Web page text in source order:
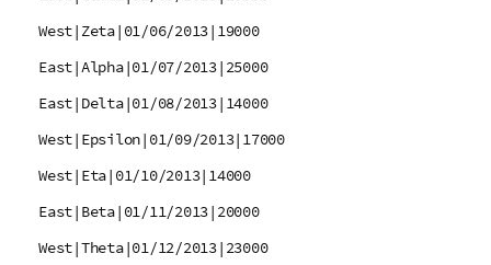
West|Zeta|01/06/2013|19000
East|Alpha|01/07/2013|25000
East|Delta|01/08/2013|14000
West|Epsilon|01/09/2013|17000
West|Eta|01/10/2013|14000
East|Beta|01/11/2013|20000
West|Theta|01/12/2013|23000